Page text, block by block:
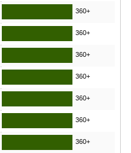
360+
360+
360+
360+
360+
360+
360+